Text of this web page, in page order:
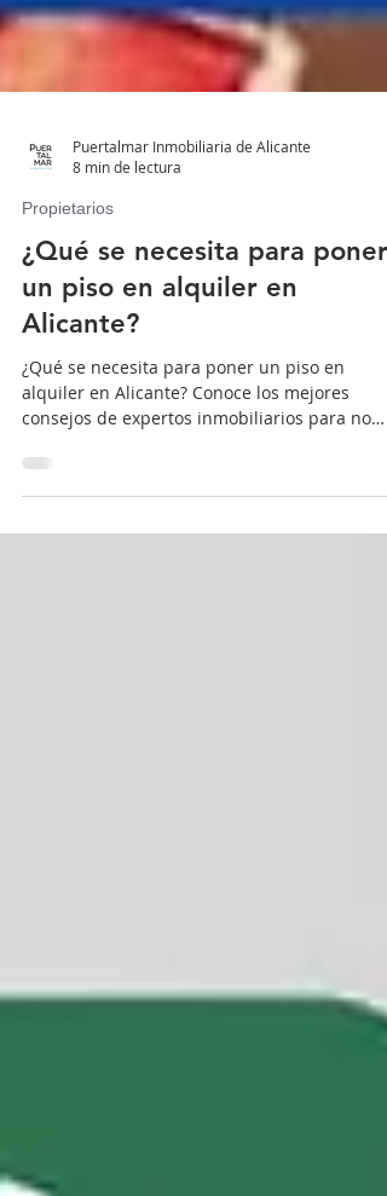
Puertalmar Inmobiliaria de Alicante
Propietarios
¿Qué se necesita para poner
Alicante?
¿Qué se necesita para poner un piso en
alquiler en Alicante? Conoce los mejores
tener problemas.